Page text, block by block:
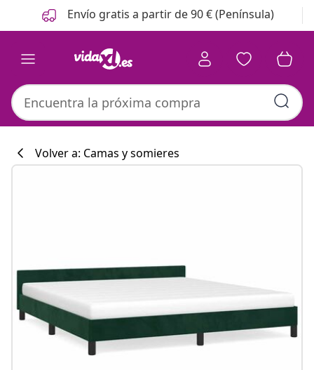
Anterior
Siguiente Envío gratis a partir de 90 € (Península)
#sharemevidaxl
Volver a: Camas y somieres